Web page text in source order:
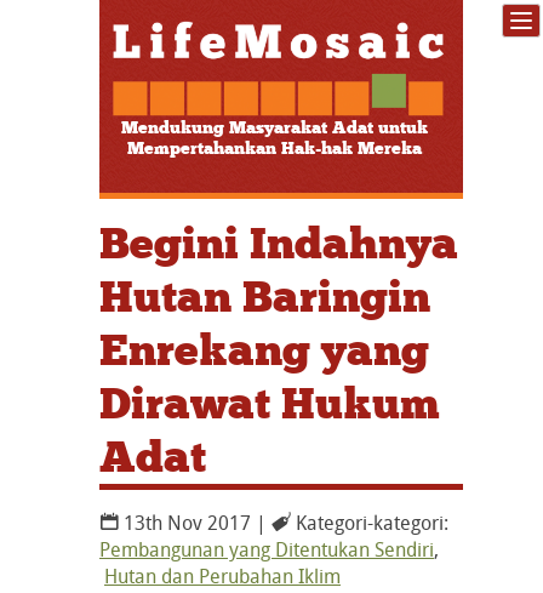
Mendukung Masyarakat Adat untuk
Mempertahankan Hak-hak Mereka
Begini Indahnya
Hutan Baringin
Enrekang yang
Dirawat Hukum
Adat
13th Nov 2017 |
Kategori-kategori:
Pembangunan yang Ditentukan Sendiri,
Hutan dan Perubahan Iklim